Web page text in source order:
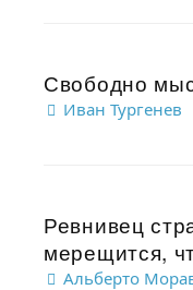
Свободно
Иван Тургенев
Ревнивец
мерещится,
Альберто